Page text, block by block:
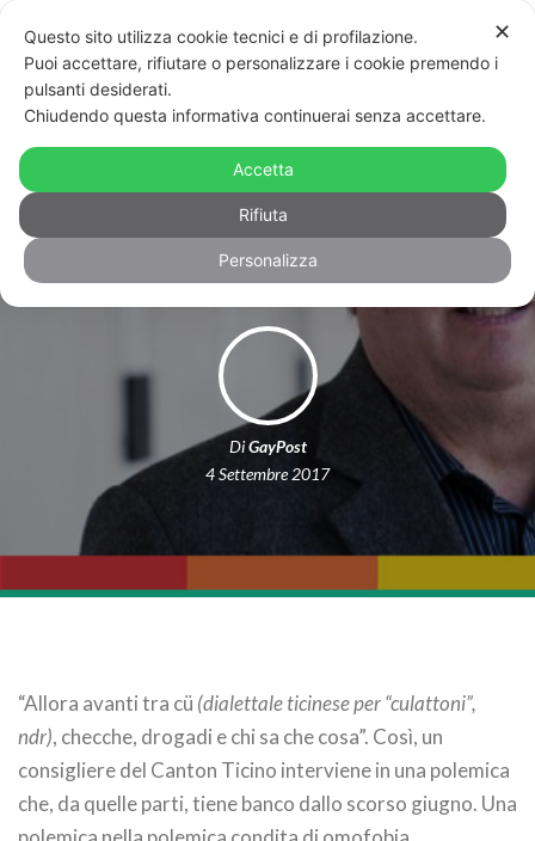
Inchieste, scandali e omofobia: è
bufera in Ticino per un post su un
consigliere e il suo compagno
DiGayPost
4 Settembre 2017
“Allora avanti tra cü (dialettale ticinese per “culattoni”,
ndr), checche, drogadi e chi sa che cosa”. Così, un
consigliere del Canton Ticino interviene in una polemica
che, da quelle parti, tiene banco dallo scorso giugno. Una
✕
Questo sito utilizza cookie tecnici e di profilazione.
Puoi accettare, rifiutare o personalizzare i cookie premendo i
pulsanti desiderati.
Chiudendo questa informativa continuerai senza accettare.
Accetta
Rifiuta
Personalizza